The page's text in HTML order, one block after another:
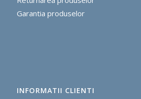
Garantia produselor
INFORMATII CLIENTI